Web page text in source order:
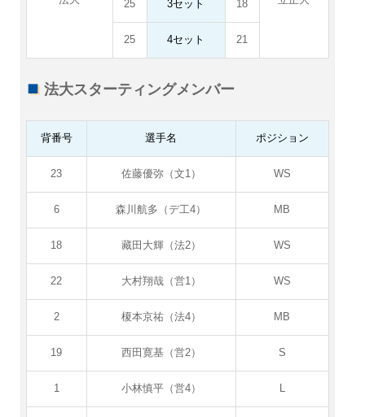
25 3セット 18
25 4セット 21
法大スターティングメンバー
背番号 選手名 ポジション
23 佐藤優弥（文1） WS
6 森川航多（デ工4） MB
18 藏田大輝（法2） WS
22 大村翔哉（営1） WS
2 榎本京祐（法4） MB
19 西田寛基（営2） S
1 小林慎平（営4） L